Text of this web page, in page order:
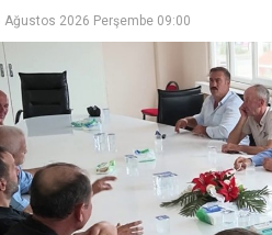
Ağustos 2026 Perşembe 09:00